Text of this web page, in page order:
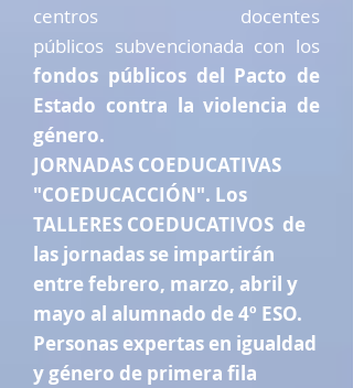
centros docentes
públicos subvencionada con los
fondos públicos del Pacto de
Estado contra la violencia de
género.
JORNADAS COEDUCATIVAS
"COEDUCACCIÓN". Los
TALLERES COEDUCATIVOS de
las jornadas se impartirán
entre febrero, marzo, abril y
mayo al alumnado de 4º ESO.
Personas expertas en igualdad
y género de primera fila